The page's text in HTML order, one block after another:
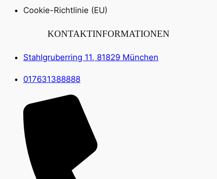
Cookie-Richtlinie (EU)
KONTAKTINFORMATIONEN
Stahlgruberring 11, 81829 München
017631388888